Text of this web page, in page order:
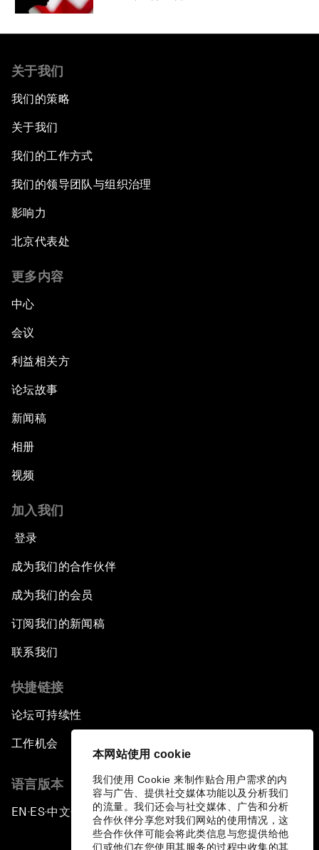
本网站使用 cookie
我们使用 Cookie 来制作贴合用户需求的内
容与广告、提供社交媒体功能以及分析我们
的流量。我们还会与社交媒体、广告和分析
合作伙伴分享您对我们网站的使用情况，这
些合作伙伴可能会将此类信息与您提供给他
们或他们在您使用其服务的过程中收集的其
关于我们
我们的策略
关于我们
我们的工作方式
我们的领导团队与组织治理
影响力
北京代表处
更多内容
中心
会议
利益相关方
论坛故事
新闻稿
相册
视频
加入我们
登录
成为我们的合作伙伴
成为我们的会员
订阅我们的新闻稿
联系我们
快捷链接
论坛可持续性
工作机会
语言版本
EN ▪ES▪中文▪ 日本語